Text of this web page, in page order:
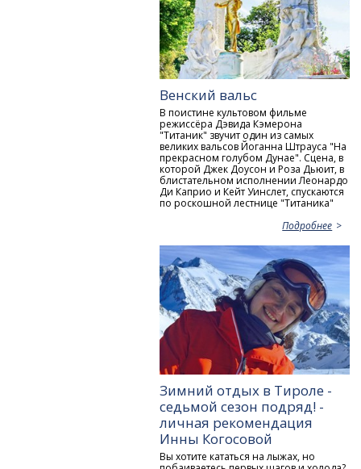
Венский вальс
В поистине культовом фильме
режиссёра Дэвида Кэмерона
"Титаник" звучит один из самых
великих вальсов Йоганна Штрауса "На
прекрасном голубом Дунае". Сцена, в
которой Джек Доусон и Роза Дьюит, в
блистательном исполнении Леонардо
Ди Каприо и Кейт Уинслет, спускаются
по роскошной лестнице "Титаника"
Подробнее
Зимний отдых в Тироле -
седьмой сезон подряд! -
личная рекомендация
Инны Когосовой
Вы хотите кататься на лыжах, но